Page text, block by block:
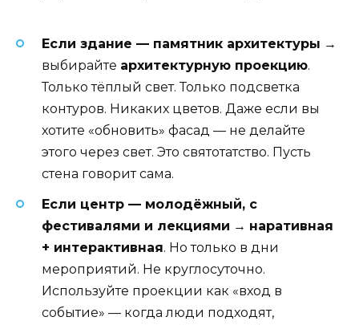
Если здание — памятник архитектуры →
выбирайте архитектурную проекцию.
Только тёплый свет. Только подсветка
контуров. Никаких цветов. Даже если вы
хотите «обновить» фасад — не делайте
этого через свет. Это святотатство. Пусть
стена говорит сама.
Если центр — молодёжный, с
фестивалями и лекциями → наративная
+ интерактивная. Но только в дни
мероприятий. Не круглосуточно.
Используйте проекции как «вход в
событие» — когда люди подходят,